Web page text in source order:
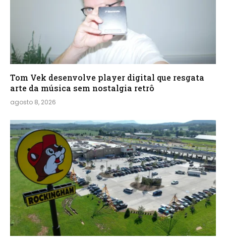
Tom Vek desenvolve player digital que resgata
arte da música sem nostalgia retrô
agosto 8, 2026